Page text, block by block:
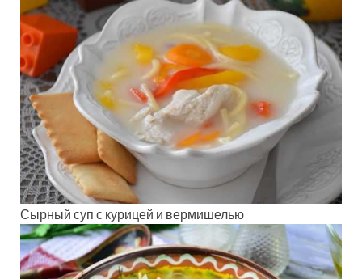
Сырный суп с курицей и вермишелью